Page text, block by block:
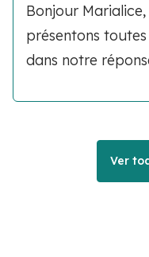
Bonjour
présentons
dans notre
Ver